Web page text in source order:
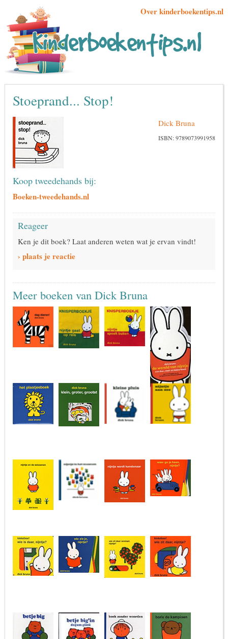
Over kinderboekentips.nl
Stoeprand... Stop!
Dick Bruna
ISBN: 9789073991958
Koop tweedehands bij:
Boeken-tweedehands.nl
Reageer
Ken je dit boek? Laat anderen weten wat je ervan vindt!
› plaats je reactie
Meer boeken van Dick Bruna